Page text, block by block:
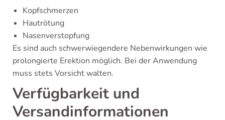
Kopfschmerzen
Hautrötung
Nasenverstopfung
Es sind auch schwerwiegendere Nebenwirkungen wie
prolongierte Erektion möglich. Bei der Anwendung
muss stets Vorsicht walten.
Verfügbarkeit und
Versandinformationen